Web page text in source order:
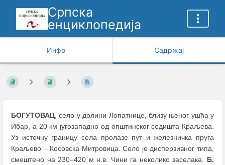
Српска
енциклопедија
Инфо Садржај
БОГУТОВАЦ, село у долини Лопатнице, близу њеног ушћа у
Ибар, а 20 км југозападно од општинског седишта Краљева.
Уз источну границу села пролазе пут и железничка пруга
Краљево –Косовска Митровица. Село је дисперзивног типа,
смештено на 230–420 м н.в. Чини га неколико заселака. Б.